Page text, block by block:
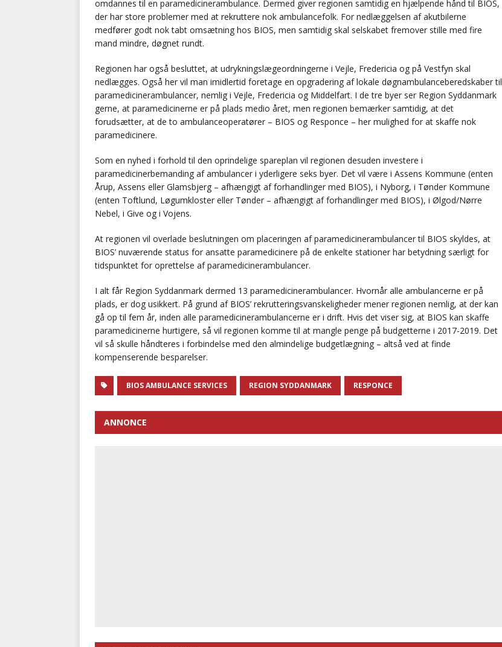
omdannes til en paramedicinerambulance. Dermed giver regionen samtidig en hjælpende hånd til BIOS,
der har store problemer med at rekruttere nok ambulancefolk. For nedlæggelsen af akutbilerne
medfører godt nok tabt omsætning hos BIOS, men samtidig skal selskabet fremover stille med fire
mand mindre, døgnet rundt.
Regionen har også besluttet, at udrykningslægeordningerne i Vejle, Fredericia og på Vestfyn skal
nedlægges. Også her vil man imidlertid foretage en opgradering af lokale døgnambulanceberedskaber til
paramedicinerambulancer, nemlig i Vejle, Fredericia og Middelfart. I de tre byer ser Region Syddanmark
gerne, at paramedicinerne er på plads medio året, men regionen bemærker samtidig, at det
forudsætter, at de to ambulanceoperatører – BIOS og Responce – her mulighed for at skaffe nok
paramedicinere.
Som en nyhed i forhold til den oprindelige spareplan vil regionen desuden investere i
paramedicinerbemanding af ambulancer i yderligere seks byer. Det vil være i Assens Kommune (enten
Årup, Assens eller Glamsbjerg – afhængigt af forhandlinger med BIOS), i Nyborg, i Tønder Kommune
(enten Toftlund, Løgumkloster eller Tønder – afhængigt af forhandlinger med BIOS), i Ølgod/Nørre
Nebel, i Give og i Vojens.
At regionen vil overlade beslutningen om placeringen af paramedicinerambulancer til BIOS skyldes, at
BIOS’ nuværende status for ansatte paramedicinere på de enkelte stationer har betydning særligt for
tidspunktet for oprettelse af paramedicinerambulancer.
I alt får Region Syddanmark dermed 13 paramedicinerambulancer. Hvornår alle ambulancerne er på
plads, er dog usikkert. På grund af BIOS’ rekrutteringsvanskeligheder mener regionen nemlig, at der kan
gå op til fem år, inden alle paramedicinerambulancerne er i drift. Hvis det viser sig, at BIOS kan skaffe
paramedicinerne hurtigere, så vil regionen komme til at mangle penge på budgetterne i 2017-2019. Det
vil så skulle håndteres i forbindelse med den almindelige budgetlægning – altså ved at finde
kompenserende besparelser.
BIOS AMBULANCE SERVICES REGION SYDDANMARK RESPONCE
ANNONCE